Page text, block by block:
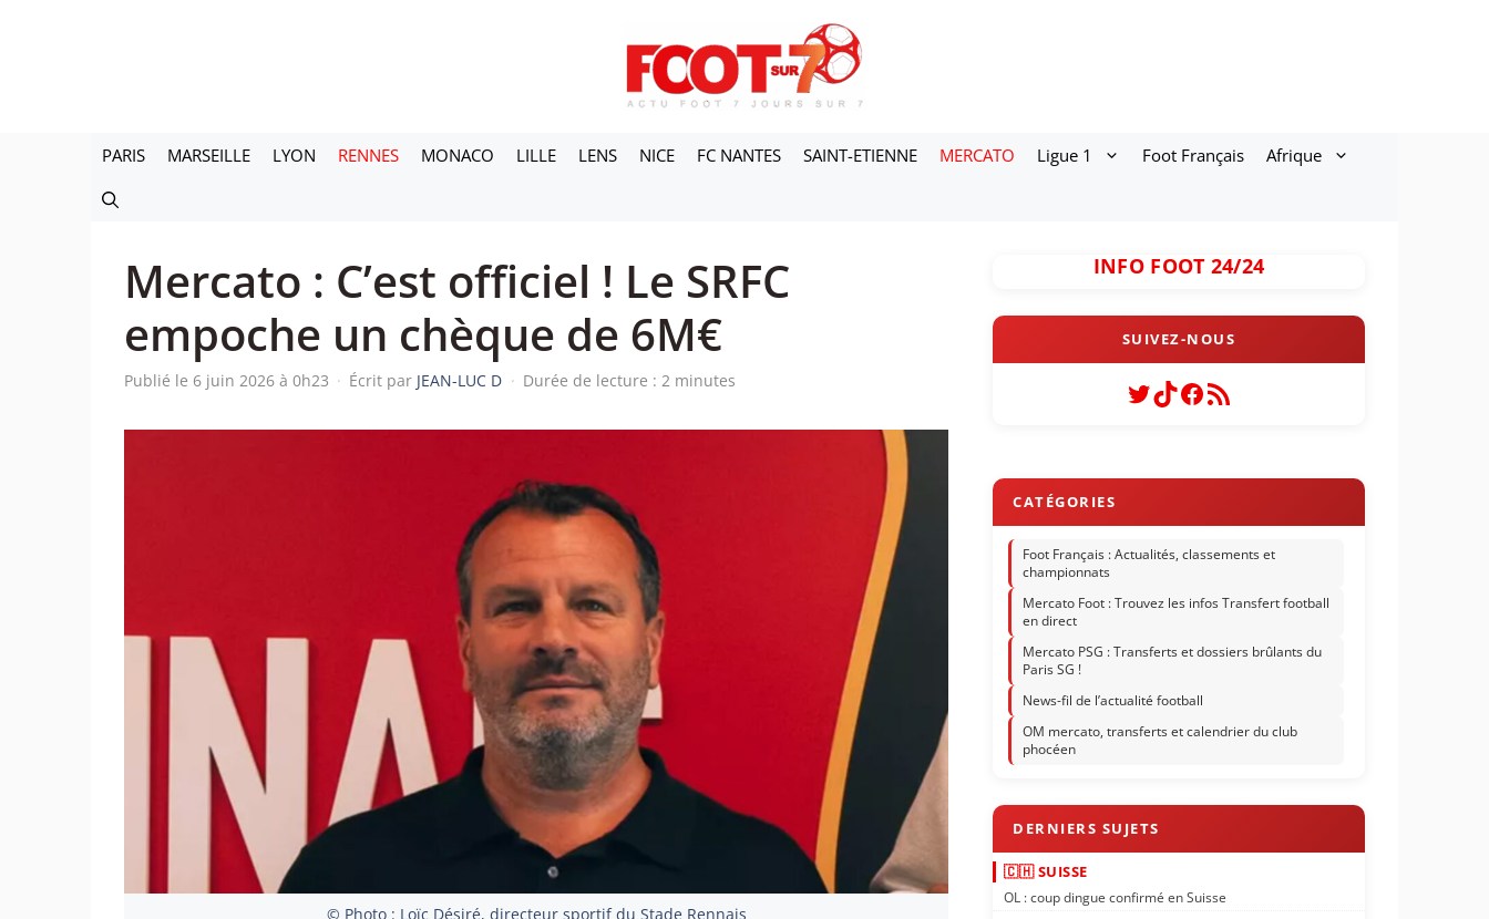
PARIS MARSEILLE LYON RENNES MONACO LILLE LENS NICE FC NANTES SAINT-ETIENNE MERCATO Ligue 1 Foot Français Afrique
Mercato : C’est officiel ! Le SRFC
empoche un chèque de 6M€
Publié le 6 juin 2026 à 0h23 · Écrit par JEAN-LUC D · Durée de lecture : 2 minutes
© Photo : Loïc Désiré, directeur sportif du Stade Rennais
INFO FOOT 24/24
Twitter
TikTok
Facebook
Flux RSS
Foot Français : Actualités, classements et
championnats
Mercato Foot : Trouvez les infos Transfert football
en direct
Mercato PSG : Transferts et dossiers brûlants du
Paris SG !
News-fil de l’actualité football
OM mercato, transferts et calendrier du club
phocéen
🇨🇭 SUISSE
OL : coup dingue confirmé en Suisse